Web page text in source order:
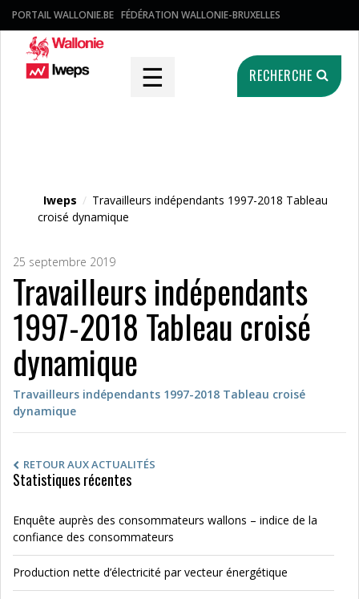
PORTAIL WALLONIE.BE FÉDÉRATION WALLONIE-BRUXELLES
☰ RECHERCHE
Iweps / Travailleurs indépendants 1997-2018 Tableau
croisé dynamique
25 septembre 2019
Travailleurs indépendants
1997-2018 Tableau croisé
dynamique
Travailleurs indépendants 1997-2018 Tableau croisé
dynamique
RETOUR AUX ACTUALITÉS
Statistiques récentes
Enquête auprès des consommateurs wallons – indice de la
confiance des consommateurs
Production nette d’électricité par vecteur énergétique